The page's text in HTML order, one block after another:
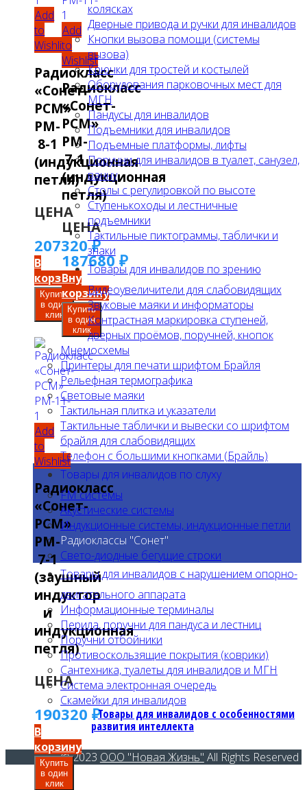
Add
to
Wishlist
Радиокласс
«Сонет-
РСМ»
РМ-
8-1
(индукционная
петля)
ЦЕНА
207320₽
В
корзину
Купить
в один
клик
Add
to
Wishlist
Радиокласс
«Сонет-
РСМ»
РМ-
7-1
(индукционная
петля)
ЦЕНА
187680₽
В
корзину
Купить
в один
клик
Add
to
Wishlist
Радиокласс
«Сонет-
РСМ»
РМ-
7-1
(заушный
индуктор
и
индукционная
петля)
ЦЕНА
190320₽
В
корзину
Купить
в один
клик
колясках
Дверные привода и ручки для инвалидов
Кнопки вызова помощи (системы
вызова)
Крючки для тростей и костылей
Оборудования парковочных мест для
МГН
Пандусы для инвалидов
Подъемники для инвалидов
Подъемные платформы, лифты
Поручни для инвалидов в туалет, санузел,
ванну
Столы с регулировкой по высоте
Ступенькоходы и лестничные
подъемники
Тактильные пиктограммы, таблички и
знаки
Товары для инвалидов по зрению
Видеоувеличители для слабовидящих
Звуковые маяки и информаторы
Контрастная маркировка ступеней,
дверных проёмов, поручней, кнопок
Мнемосхемы
Принтеры для печати шрифтом Брайля
Рельефная термографика
Световые маяки
Тактильная плитка и указатели
Тактильные таблички и вывески со шрифтом
брайля для слабовидящих
Телефон с большими кнопками (Брайль)
Товары для инвалидов по слуху
FM системы
Акустические системы
Индукционные системы, индукционные петли
Радиоклассы "Сонет"
Свето-диодные бегущие строки
Товары для инвалидов с нарушением опорно-
двигательного аппарата
Информационные терминалы
Перила, поручни для пандуса и лестниц
Поручни отбойники
Противоскользящие покрытия (коврики)
Сантехника, туалеты для инвалидов и МГН
Система электронная очередь
Скамейки для инвалидов
Товары для инвалидов с особенностями
развития интеллекта
© 2023 ООО "Новая Жизнь" All Rights Reserved